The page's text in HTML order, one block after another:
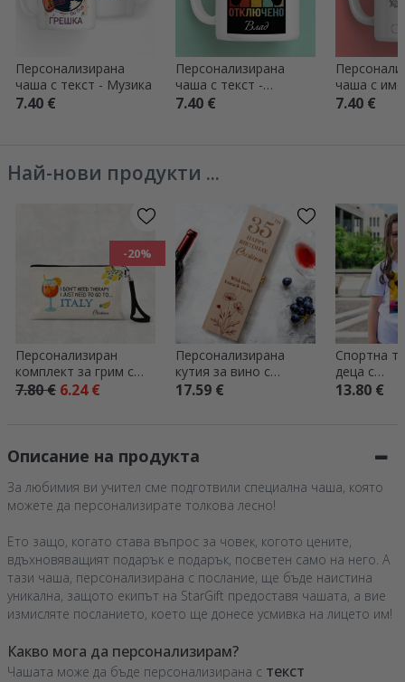
Персонализирана
чаша с текст - Музика
7.40 €
Персонализирана
чаша с текст -
Отключено ниво
7.40 €
чаша с
7.40 €
Най-нови продукти ...
-20%
Персонализиран
комплект за грим с
надпис – Италия
7.80 € 6.24 €
Персонализирана
кутия за вино с
надпис за нея
17.59 €
Спортна
деца с
13.80 €
Описание на продукта
За любимия ви учител сме подготвили специална чаша, която
можете да персонализирате толкова лесно!
Ето защо, когато става въпрос за човек, когото цените,
вдъхновяващият подарък е подарък, посветен само на него. А
тази чаша, персонализирана с послание, ще бъде наистина
уникална, защото екипът на StarGift предоставя чашата, а вие
измисляте посланието, което ще донесе усмивка на лицето им!
Какво мога да персонализирам?
Чашата може да бъде персонализирана с текст